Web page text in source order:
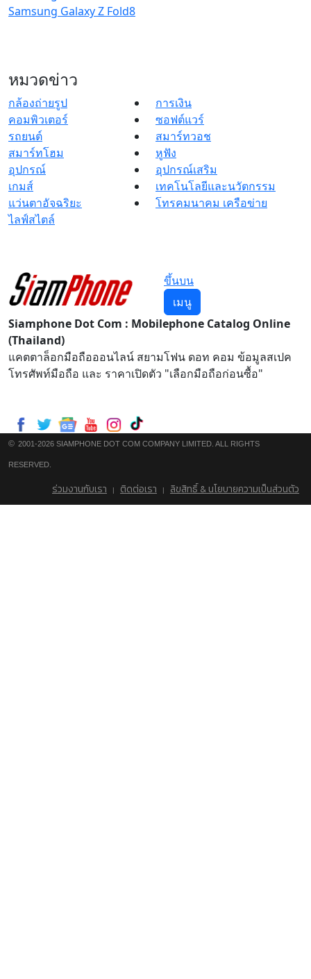
Samsung Galaxy Z Fold8
หมวดข่าว
กล้องถ่ายรูป
การเงิน
คอมพิวเตอร์
ซอฟต์แวร์
รถยนต์
สมาร์ทวอช
สมาร์ทโฮม
หูฟัง
อุปกรณ์
อุปกรณ์เสริม
เกมส์
เทคโนโลยีและนวัตกรรม
แว่นตาอัจฉริยะ
โทรคมนาคม เครือข่าย
ไลฟ์สไตล์
ขึ้นบน
เมนู
Siamphone Dot Com : Mobilephone Catalog Online
(Thailand)
แคตตาล็อกมือถือออนไลน์ สยามโฟน ดอท คอม ข้อมูลสเปค
โทรศัพท์มือถือ และ ราคาเปิดตัว "เลือกมือถือก่อนซื้อ"
© 2001-2026 SIAMPHONE DOT COM COMPANY LIMITED. ALL RIGHTS
RESERVED.
ร่วมงานกับเรา | ติดต่อเรา | ลิขสิทธิ์ & นโยบายความเป็นส่วนตัว